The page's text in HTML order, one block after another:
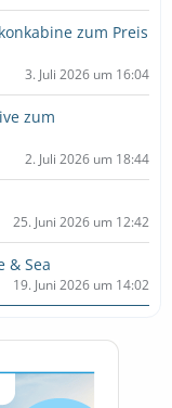
zum Preis
3. Juli 2026 um 16:04
zum
2. Juli 2026 um 18:44
25. Juni 2026 um 12:42
& Sea
19. Juni 2026 um 14:02